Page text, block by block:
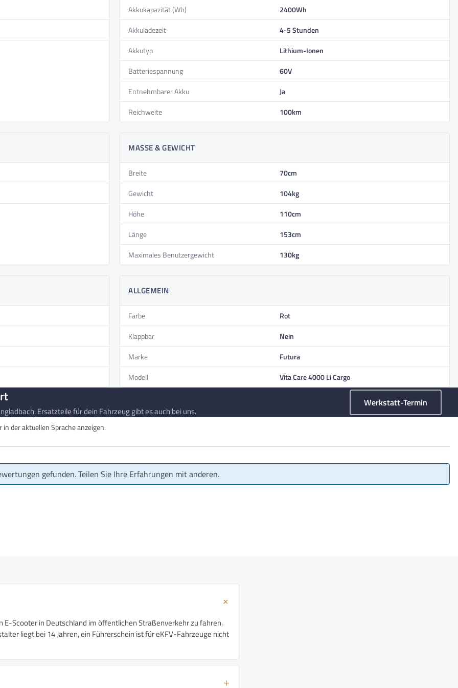
bieten Ihnen ideale Anpassung an jede Situation.
Ihnen optimale Übersicht und erhöhen Ihre
sorgt für optimale Ausleuchtung und erhöht Ihre
– der Rückwärtsgang sorgt für Flexibilität und
Akkukapazität (Wh)
2400Wh
Akkuladezeit
4-5 Stunden
Akkutyp
Lithium-Ionen
Batteriespannung
60V
Entnehmbarer Akku
Ja
Reichweite
100km
MASSE & GEWICHT
Breite
70cm
Gewicht
104kg
Höhe
110cm
Länge
153cm
Maximales Benutzergewicht
130kg
ALLGEMEIN
Farbe
Rot
Klappbar
Nein
Marke
Futura
Modell
Vita Care 4000 Li Cargo
Ersatzteile für dein Fahrzeug gibt es auch bei uns.
Werkstatt-Termin
der aktuellen Sprache anzeigen.
gefunden. Teilen Sie Ihre Erfahrungen mit anderen.
E-Scooter in Deutschland im öffentlichen Straßenverkehr zu fahren.
liegt bei 14 Jahren, ein Führerschein ist für eKFV-Fahrzeuge nicht